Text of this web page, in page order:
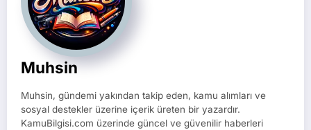
Muhsin
Muhsin, gündemi yakından takip eden, kamu alımları ve
sosyal destekler üzerine içerik üreten bir yazardır.
KamuBilgisi.com üzerinde güncel ve güvenilir haberleri